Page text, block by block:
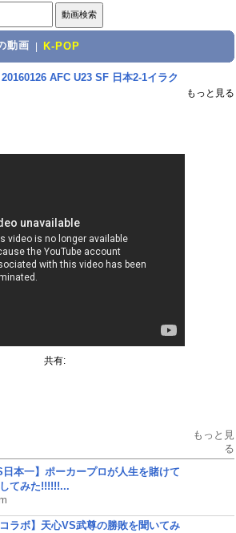
動画 K-POP
20160126 AFC U23 SF 日本2-1イラク
もっと見る
共有:
もっと見
る
日本一】ポーカープロが人生を賭けて
てみた!!!!!!...
コラボ】天心VS武尊の勝敗を聞いてみ